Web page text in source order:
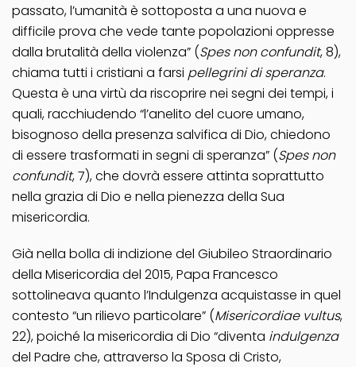
passato, l’umanità è sottoposta a una nuova e
difficile prova che vede tante popolazioni oppresse
dalla brutalità della violenza” (Spes non confundit, 8),
chiama tutti i cristiani a farsi pellegrini di speranza.
Questa è una virtù da riscoprire nei segni dei tempi, i
quali, racchiudendo “l’anelito del cuore umano,
bisognoso della presenza salvifica di Dio, chiedono
di essere trasformati in segni di speranza” (Spes non
confundit, 7), che dovrà essere attinta soprattutto
nella grazia di Dio e nella pienezza della Sua
misericordia.
Già nella bolla di indizione del Giubileo Straordinario
della Misericordia del 2015, Papa Francesco
sottolineava quanto l’Indulgenza acquistasse in quel
contesto “un rilievo particolare” (Misericordiae vultus,
22), poiché la misericordia di Dio “diventa indulgenza
del Padre che, attraverso la Sposa di Cristo,